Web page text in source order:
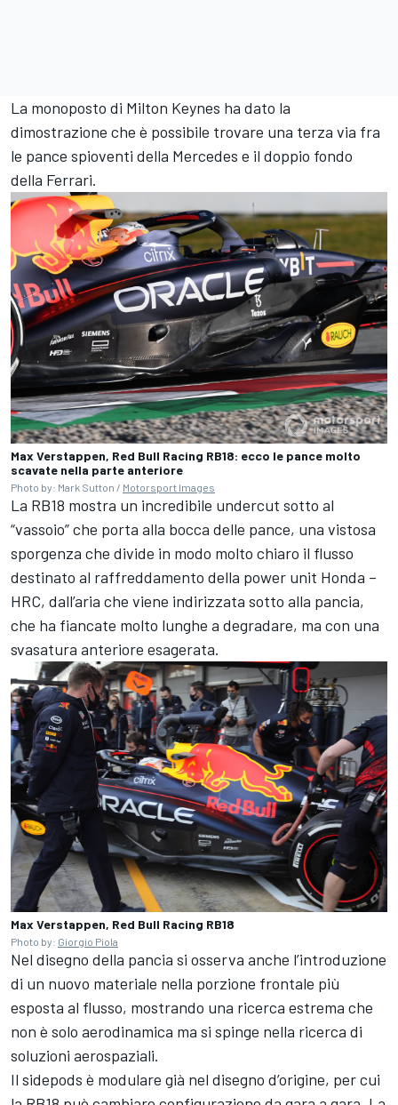
La monoposto di Milton Keynes ha dato la
dimostrazione che è possibile trovare una terza via fra
le pance spioventi della Mercedes e il doppio fondo
della Ferrari.
Max Verstappen, Red Bull Racing RB18: ecco le pance molto
scavate nella parte anteriore
Photo by: Mark Sutton / Motorsport Images
La RB18 mostra un incredibile undercut sotto al
“vassoio” che porta alla bocca delle pance, una vistosa
sporgenza che divide in modo molto chiaro il flusso
destinato al raffreddamento della power unit Honda –
HRC, dall’aria che viene indirizzata sotto alla pancia,
che ha fiancate molto lunghe a degradare, ma con una
svasatura anteriore esagerata.
Max Verstappen, Red Bull Racing RB18
Photo by: Giorgio Piola
Nel disegno della pancia si osserva anche l’introduzione
di un nuovo materiale nella porzione frontale più
esposta al flusso, mostrando una ricerca estrema che
non è solo aerodinamica ma si spinge nella ricerca di
soluzioni aerospaziali.
Il sidepods è modulare già nel disegno d’origine, per cui